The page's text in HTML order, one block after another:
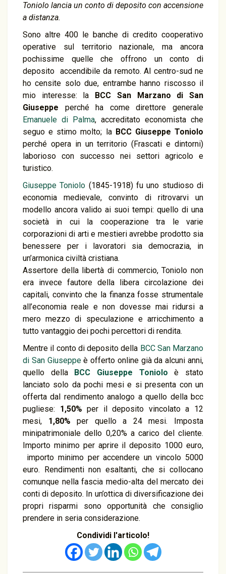
Toniolo lancia un conto di deposito con accensione
a distanza.
Sono altre 400 le banche di credito cooperativo
operative sul territorio nazionale, ma ancora
pochissime quelle che offrono un conto di
deposito accendibile da remoto. Al centro-sud ne
ho censite solo due, entrambe hanno riscosso il
mio interesse: la BCC San Marzano di San
Giuseppe perché ha come direttore generale
Emanuele di Palma, accreditato economista che
seguo e stimo molto; la BCC Giuseppe Toniolo
perché opera in un territorio (Frascati e dintorni)
laborioso con successo nei settori agricolo e
turistico.
Giuseppe Toniolo (1845-1918) fu uno studioso di
economia medievale, convinto di ritrovarvi un
modello ancora valido ai suoi tempi: quello di una
società in cui la cooperazione tra le varie
corporazioni di arti e mestieri avrebbe prodotto sia
benessere per i lavoratori sia democrazia, in
un’armonica civiltà cristiana.
Assertore della libertà di commercio, Toniolo non
era invece fautore della libera circolazione dei
capitali, convinto che la finanza fosse strumentale
all’economia reale e non dovesse mai ridursi a
mero mezzo di speculazione e arricchimento a
tutto vantaggio dei pochi percettori di rendita.
Mentre il conto di deposito della BCC San Marzano
di San Giuseppeè offerto online già da alcuni anni,
quello della BCC Giuseppe Toniolo è stato
lanciato solo da pochi mesi e si presenta con un
offerta dal rendimento analogo a quello della bcc
pugliese: 1,50% per il deposito vincolato a 12
mesi, 1,80% per quello a 24 mesi. Imposta
minipatrimoniale dello 0,20% a carico del cliente.
Importo minimo per aprire il deposito 1000 euro,
importo minimo per accendere un vincolo 5000
euro. Rendimenti non esaltanti, che si collocano
comunque nella fascia medio-alta del mercato dei
conti di deposito. In un’ottica di diversificazione dei
propri risparmi sono opportunità che consiglio
prendere in seria considerazione.
Condividi l'articolo!